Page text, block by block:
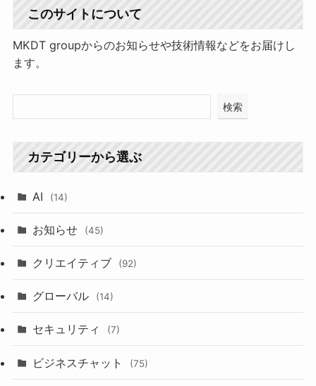
このサイトについて
MKDT groupからのお知らせや技術情報などをお届けし
ます。
検索
カテゴリーから選ぶ
AI (14)
お知らせ (45)
クリエイティブ (92)
グローバル (14)
セキュリティ (7)
ビジネスチャット (75)